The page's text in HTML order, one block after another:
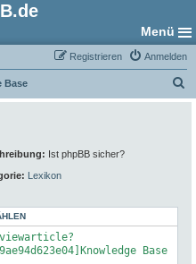
Menü
Anmelden
Registrieren
Base
u
Ist phpBB sicher?
Lexikon
Base